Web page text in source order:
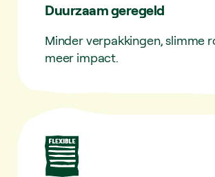
Duurzaam geregeld
Minder verpakkingen, slimme
meer impact.